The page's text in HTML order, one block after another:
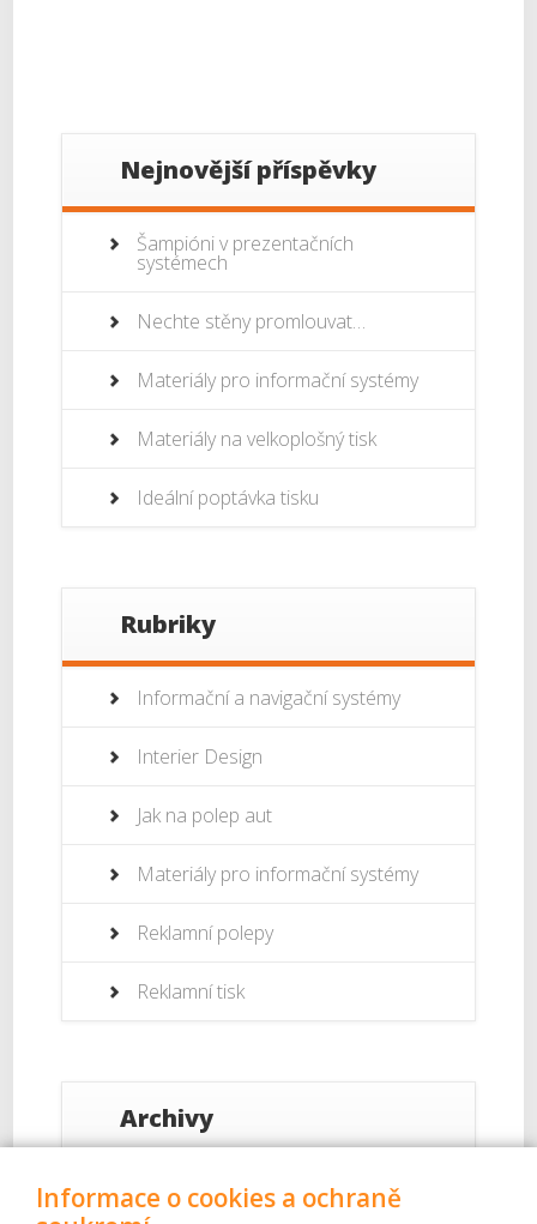
Nejnovější příspěvky
Šampióni v prezentačních
systémech
Nechte stěny promlouvat…
Materiály pro informační systémy
Materiály na velkoplošný tisk
Ideální poptávka tisku
Rubriky
Informační a navigační systémy
Interier Design
Jak na polep aut
Materiály pro informační systémy
Reklamní polepy
Reklamní tisk
Archivy
Září 2017
Informace o cookies a ochraně